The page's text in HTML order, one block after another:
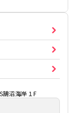
鵠沼海岸１F